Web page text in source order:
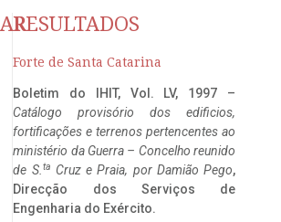
RESULTADOS
Forte de Santa Catarina
Boletim do IHIT, Vol. LV, 1997 –
Catálogo provisório dos edificios,
fortificações e terrenos pertencentes ao
ministério da Guerra – Concelho reunido
de S. ta Cruz e Praia, por Damião Pego,
Direcção dos Serviços de
Engenharia do Exército.